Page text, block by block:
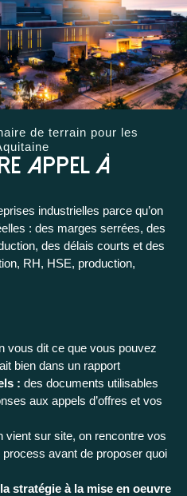
de terrain pour les
appel à
industrielles parce qu’on
: des marges serrées, des
des délais courts et des
RH, HSE, production,
vous dit ce que vous pouvez
bien dans un rapport
: des documents utilisables
aux appels d’offres et vos
vient sur site, on rencontre vos
avant de proposer quoi
stratégie à la mise en oeuvre